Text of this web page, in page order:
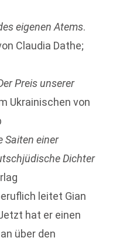
eigenen Atems.
Claudia Dathe;
Preis unserer
Ukrainischen von
Saiten einer
Dichter
leitet Gian
hat er einen
über den